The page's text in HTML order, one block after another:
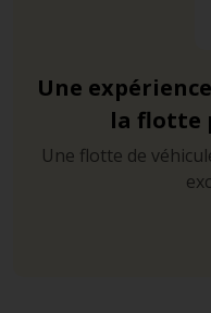
Une
la flotte
Une flotte de